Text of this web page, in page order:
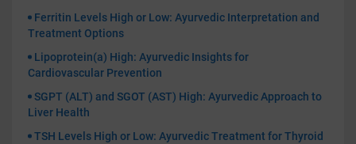
Ferritin Levels High or Low: Ayurvedic Interpretation and
Treatment Options
Lipoprotein(a) High: Ayurvedic Insights for
Cardiovascular Prevention
SGPT (ALT) and SGOT (AST) High: Ayurvedic Approach to
Liver Health
TSH Levels High or Low: Ayurvedic Treatment for Thyroid